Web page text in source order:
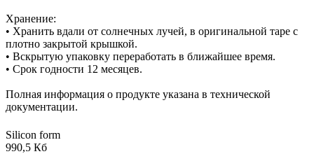
Хранение:
• Хранить вдали от солнечных лучей, в оригинальной таре с
плотно закрытой крышкой.
• Вскрытую упаковку переработать в ближайшее время.
• Срок годности 12 месяцев.
Полная информация о продукте указана в технической
документации.
Silicon form
990,5 Кб